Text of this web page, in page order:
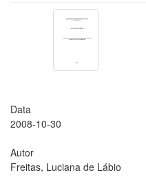
Data
2008-10-30
Autor
Freitas, Luciana de Lábio